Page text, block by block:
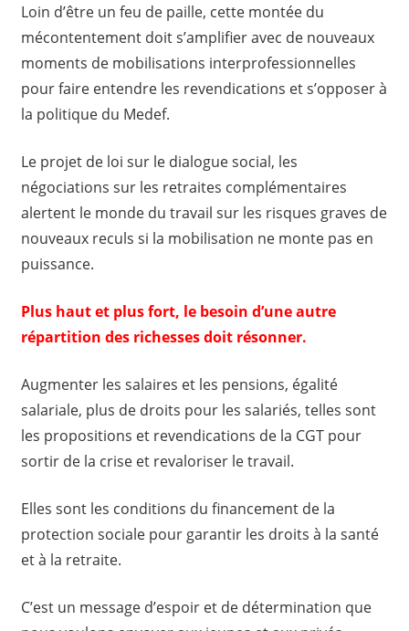
Loin d’être un feu de paille, cette montée du
mécontentement doit s’amplifier avec de nouveaux
moments de mobilisations interprofessionnelles
pour faire entendre les revendications et s’opposer à
la politique du Medef.
Le projet de loi sur le dialogue social, les
négociations sur les retraites complémentaires
alertent le monde du travail sur les risques graves de
nouveaux reculs si la mobilisation ne monte pas en
puissance.
Plus haut et plus fort, le besoin d’une autre
répartition des richesses doit résonner.
Augmenter les salaires et les pensions, égalité
salariale, plus de droits pour les salariés, telles sont
les propositions et revendications de la CGT pour
sortir de la crise et revaloriser le travail.
Elles sont les conditions du financement de la
protection sociale pour garantir les droits à la santé
et à la retraite.
C’est un message d’espoir et de détermination que